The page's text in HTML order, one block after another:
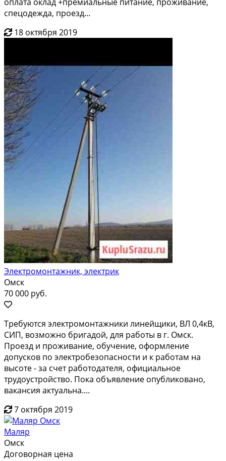
спецодежда, проезд...
18 октября 2019
Электромонтажник, электрик
Омск
70 000 руб.
Требуются электромонтажники линейщики, ВЛ 0,4кВ,
СИП, возможно бригадой, для работы в г. Омск.
Проезд и проживание, обучение, оформление
допусков по электробезопасности и к работам на
высоте - за счет работодателя, официальное
трудоустройство. Пока объявление опубликовано,
вакансия актуальна....
7 октября 2019
Маляр
Омск
Договорная цена